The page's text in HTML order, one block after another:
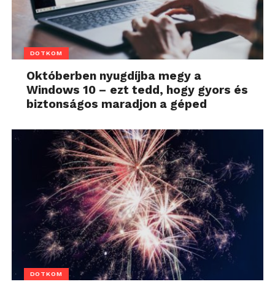
DOTKOM
Októberben nyugdíjba megy a
Windows 10 – ezt tedd, hogy gyors és
biztonságos maradjon a géped
DOTKOM